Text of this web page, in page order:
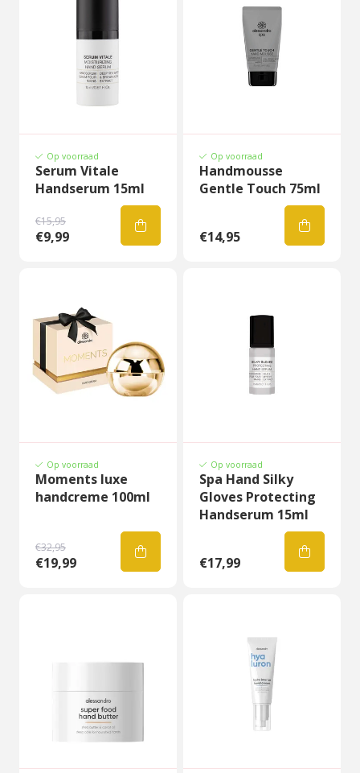
Op voorraad
Serum Vitale
Handserum 15ml
€15,95
€9,99
Op voorraad
Handmousse
Gentle Touch 75ml
€14,95
Op voorraad
Moments luxe
handcreme 100ml
€32,95
€19,99
Op voorraad
Spa Hand Silky
Gloves Protecting
Handserum 15ml
€17,99